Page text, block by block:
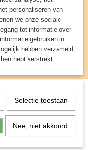
UW WINKELWAGEN
(0)
personaliseren van
we onze sociale
tot informatie over
gebruiken in
hebben verzameld
hebt verstrekt.
Selectie toestaan
Nee, niet akkoord